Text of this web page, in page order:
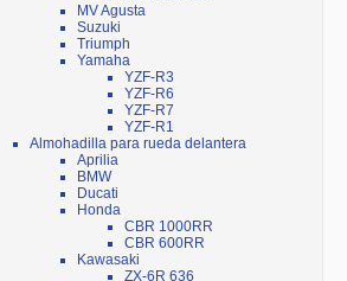
MV Agusta
Suzuki
Triumph
Yamaha
YZF-R3
YZF-R6
YZF-R7
YZF-R1
Almohadilla para rueda delantera
Aprilia
BMW
Ducati
Honda
CBR 1000RR
CBR 600RR
Kawasaki
ZX-6R 636